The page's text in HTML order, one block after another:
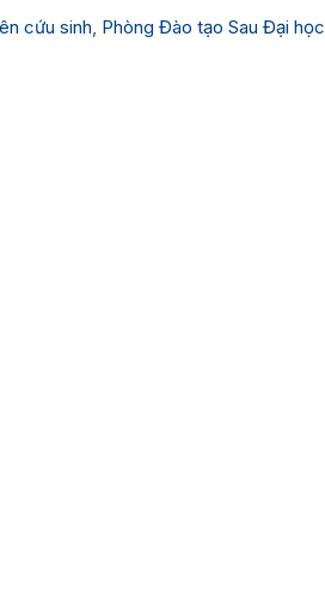
cứu sinh, Phòng Đào tạo Sau Đại học